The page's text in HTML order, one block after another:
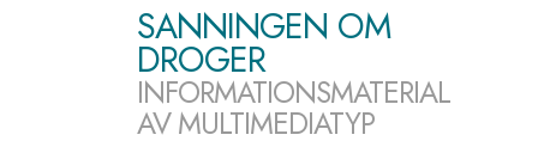
SANNINGEN OM
DROGER
INFORMATIONSMATERIAL
AV MULTIMEDIATYP